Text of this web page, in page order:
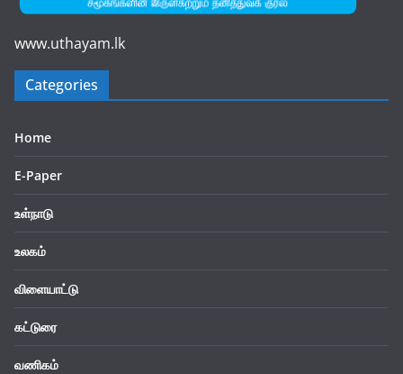
www.uthayam.lk
Categories
Home
E-Paper
உள்நாடு
உலகம்
விளையாட்டு
கட்டுரை
வணிகம்